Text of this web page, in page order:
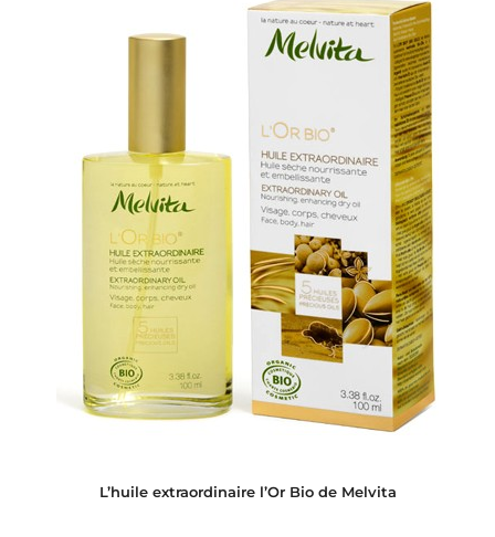
L’huile extraordinaire l’Or Bio de Melvita